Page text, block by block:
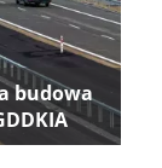
budowa